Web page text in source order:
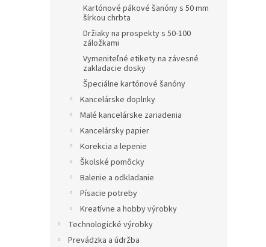
Kartónové pákové šanóny s 50 mm
šírkou chrbta
Držiaky na prospekty s 50-100
záložkami
Vymeniteľné etikety na závesné
zakladacie dosky
Špeciálne kartónové šanóny
Kancelárske doplnky
Malé kancelárske zariadenia
Kancelársky papier
Korekcia a lepenie
Školské pomôcky
Balenie a odkladanie
Písacie potreby
Kreatívne a hobby výrobky
Technologické výrobky
Prevádzka a údržba